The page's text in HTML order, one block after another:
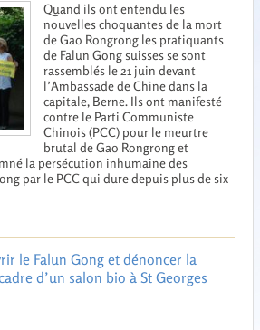
Quand ils ont entendu les
nouvelles choquantes de la mort
de Gao Rongrong les pratiquants
de Falun Gong suisses se sont
rassemblés le 21 juin devant
l’Ambassade de Chine dans la
capitale, Berne. Ils ont manifesté
contre le Parti Communiste
Chinois (PCC) pour le meurtre
brutal de Gao Rongrong et
la persécution inhumaine des
par le PCC qui dure depuis plus de six
le Falun Gong et dénoncer la
d’un salon bio à St Georges